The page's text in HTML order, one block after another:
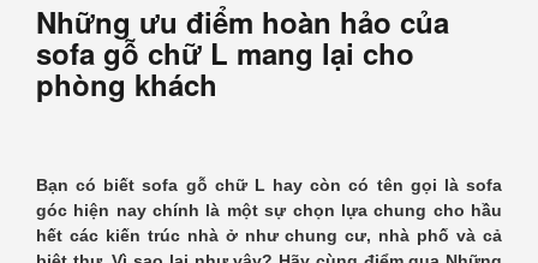
Những ưu điểm hoàn hảo của
sofa gỗ chữ L mang lại cho
phòng khách
Bạn có biết sofa gỗ chữ L hay còn có tên gọi là sofa
góc hiện nay chính là một sự chọn lựa chung cho hầu
hết các kiến trúc nhà ở như chung cư, nhà phố và cả